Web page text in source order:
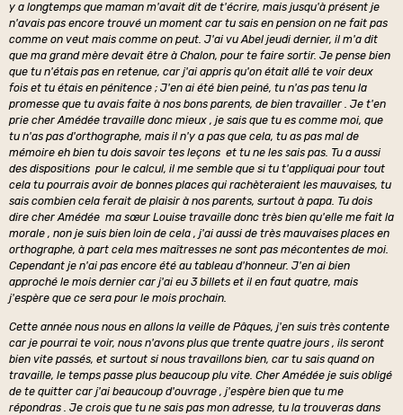
y a longtemps que maman m'avait dit de t'écrire, mais jusqu'à présent je
n'avais pas encore trouvé un moment car tu sais en pension on ne fait pas
comme on veut mais comme on peut. J'ai vu Abel jeudi dernier, il m'a dit
que ma grand mère devait être à Chalon, pour te faire sortir. Je pense bien
que tu n'étais pas en retenue, car j'ai appris qu'on était allé te voir deux
fois et tu étais en pénitence ; J'en ai été bien peiné, tu n'as pas tenu la
promesse que tu avais faite à nos bons parents, de bien travailler . Je t'en
prie cher Amédée travaille donc mieux , je sais que tu es comme moi, que
tu n'as pas d'orthographe, mais il n'y a pas que cela, tu as pas mal de
mémoire eh bien tu dois savoir tes leçons et tu ne les sais pas. Tu a aussi
des dispositions pour le calcul, il me semble que si tu t'appliquai pour tout
cela tu pourrais avoir de bonnes places qui rachèteraient les mauvaises, tu
sais combien cela ferait de plaisir à nos parents, surtout à papa. Tu dois
dire cher Amédée ma sœur Louise travaille donc très bien qu'elle me fait la
morale , non je suis bien loin de cela , j'ai aussi de très mauvaises places en
orthographe, à part cela mes maîtresses ne sont pas mécontentes de moi.
Cependant je n'ai pas encore été au tableau d'honneur. J'en ai bien
approché le mois dernier car j'ai eu 3 billets et il en faut quatre, mais
j'espère que ce sera pour le mois prochain.
Cette année nous nous en allons la veille de Pâques, j'en suis très contente
car je pourrai te voir, nous n'avons plus que trente quatre jours , ils seront
bien vite passés, et surtout si nous travaillons bien, car tu sais quand on
travaille, le temps passe plus beaucoup plu vite. Cher Amédée je suis obligé
de te quitter car j'ai beaucoup d'ouvrage , j'espère bien que tu me
répondras . Je crois que tu ne sais pas mon adresse, tu la trouveras dans